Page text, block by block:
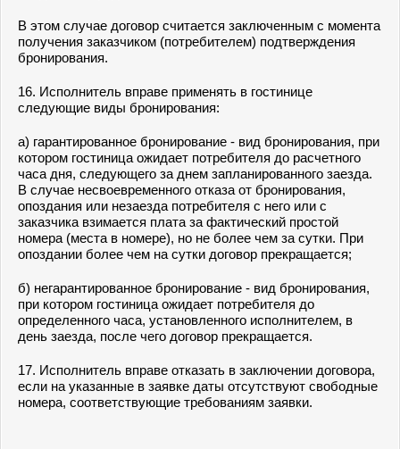
В этом случае договор считается заключенным с момента
получения заказчиком (потребителем) подтверждения
бронирования.
16. Исполнитель вправе применять в гостинице
следующие виды бронирования:
а) гарантированное бронирование - вид бронирования, при
котором гостиница ожидает потребителя до расчетного
часа дня, следующего за днем запланированного заезда.
В случае несвоевременного отказа от бронирования,
опоздания или незаезда потребителя с него или с
заказчика взимается плата за фактический простой
номера (места в номере), но не более чем за сутки. При
опоздании более чем на сутки договор прекращается;
б) негарантированное бронирование - вид бронирования,
при котором гостиница ожидает потребителя до
определенного часа, установленного исполнителем, в
день заезда, после чего договор прекращается.
17. Исполнитель вправе отказать в заключении договора,
если на указанные в заявке даты отсутствуют свободные
номера, соответствующие требованиям заявки.